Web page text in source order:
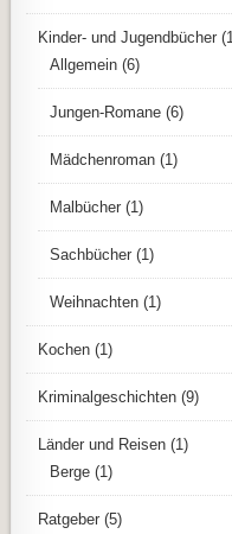
Kinder- und Jugendbücher
Allgemein (6)
Jungen-Romane (6)
Mädchenroman (1)
Malbücher (1)
Sachbücher (1)
Weihnachten (1)
Kochen (1)
Kriminalgeschichten (9)
Länder und Reisen (1)
Berge (1)
Ratgeber (5)